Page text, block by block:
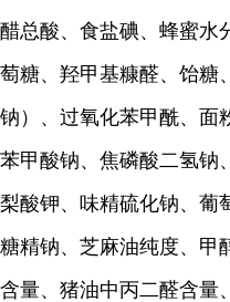
醋总酸、食盐碘、蜂蜜水
萄糖、羟甲基糠醛、饴糖
钠）、过氧化苯甲酰、面
苯甲酸钠、焦磷酸二氢钠
梨酸钾、味精硫化钠、葡
糖精钠、芝麻油纯度、甲
含量、猪油中丙二醛含量